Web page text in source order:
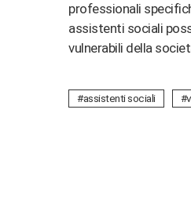
professionali
assistenti sociali
vulnerabili della
assistenti sociali